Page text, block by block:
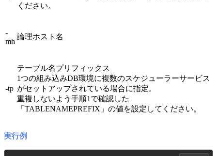
ください。
-
mh
論理ホスト名
-tp
テーブル名プリフィックス
1つの組み込みDB環境に複数のスケジューラーサービス
がセットアップされている場合に指定。
重複しないよう手順1で確認した
「TABLENAMEPREFIX」の値を設定してください。
実行例